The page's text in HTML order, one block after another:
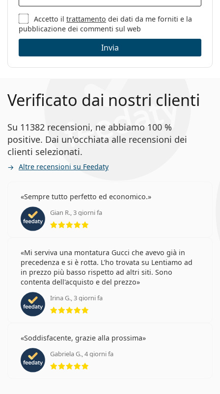
Accetto iltrattamento dei dati da me forniti e la
pubblicazione dei commenti sul web
Invia
Verificato dai nostri clienti
Su 11382 recensioni, ne abbiamo 100 %
positive. Dai un'occhiata alle recensioni dei
clienti selezionati.
Altre recensioni su Feedaty
Sempre tutto perfetto ed economico.
Gian R., 3 giorni fa
Mi serviva una montatura Gucci che avevo già in
precedenza e si è rotta. L'ho trovata su Lentiamo ad
in prezzo più basso rispetto ad altri siti. Sono
contenta dell'acquisto e del prezzo
Irina G., 3 giorni fa
Soddisfacente, grazie alla prossima
Gabriela G., 4 giorni fa
valutazione 5 di 5